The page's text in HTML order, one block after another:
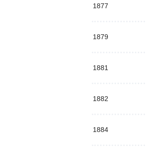
1877
1879
1881
1882
1884